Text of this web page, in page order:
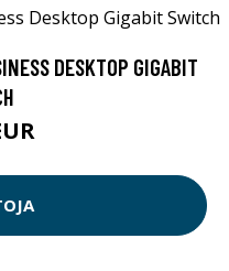
DESKTOP GIGABIT